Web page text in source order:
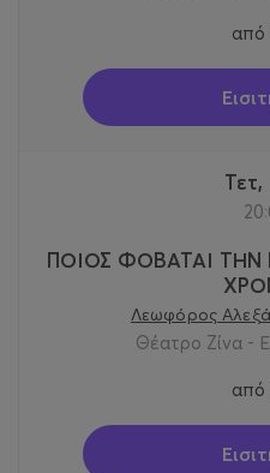
από
ΠΟΙΟΣ ΦΟΒΑΤΑΙ ΤΗΝ
Λεωφόρος
Θέατρο Ζίνα -
από